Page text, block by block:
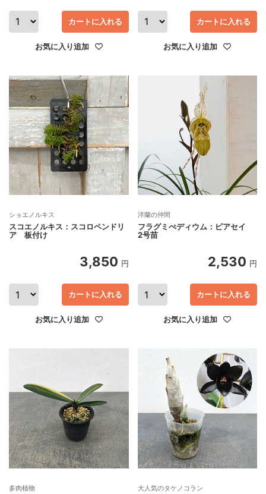
カートに入れる
お気に入り追加
カートに入れる
お気に入り追加
ショエノルキス
スコエノルキス：スコロペンドリ
ア 板付け
3,850 円
カートに入れる
お気に入り追加
洋蘭の仲間
フラグミぺディウム：ピアセイ
2号苗
2,530 円
カートに入れる
お気に入り追加
多肉植物 大人気のタケノコラン